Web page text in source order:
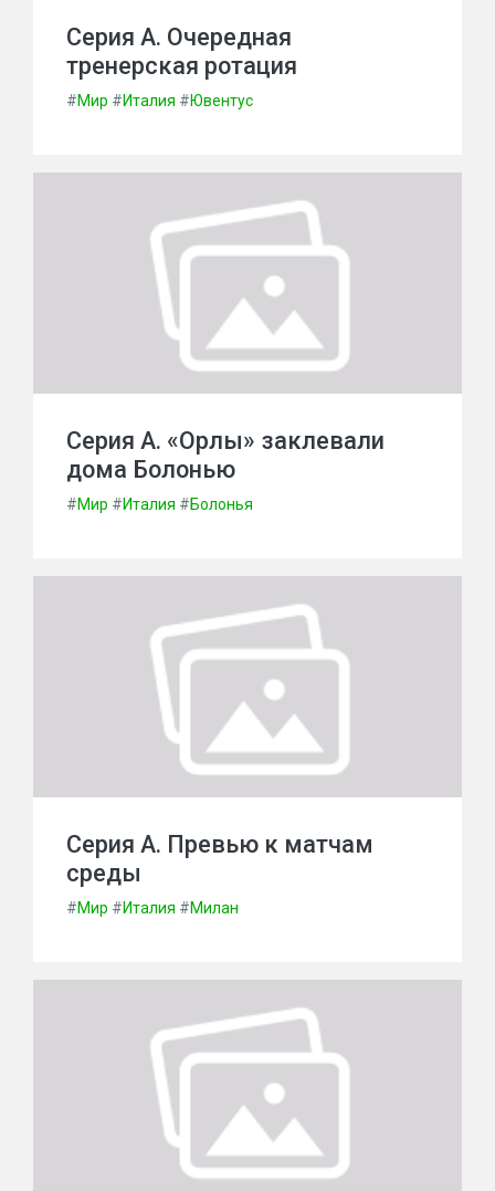
Серия А. Очередная
тренерская ротация
#Мир #Италия #Ювентус
Серия А. «Орлы» заклевали
дома Болонью
#Мир #Италия #Болонья
Серия А. Превью к матчам
среды
#Мир #Италия #Милан